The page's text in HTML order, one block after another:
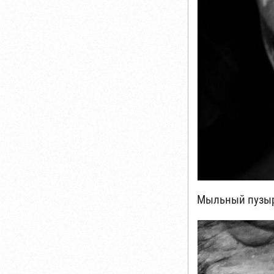
Мыльный